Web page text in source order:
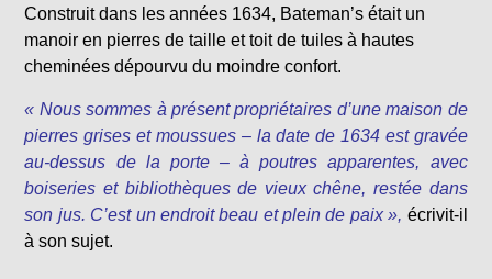
Construit dans les années 1634, Bateman’s était un
manoir en pierres de taille et toit de tuiles à hautes
cheminées dépourvu du moindre confort.
« Nous sommes à présent propriétaires d’une maison de
pierres grises et moussues – la date de 1634 est gravée
au-dessus de la porte – à poutres apparentes, avec
boiseries et bibliothèques de vieux chêne, restée dans
son jus. C’est un endroit beau et plein de paix », écrivit-il
à son sujet.